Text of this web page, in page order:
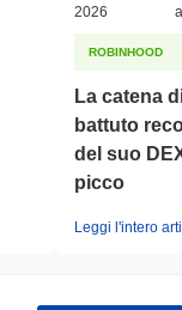
2026
ROBINHOOD
La catena
battuto
del suo
picco
Leggi l'intero